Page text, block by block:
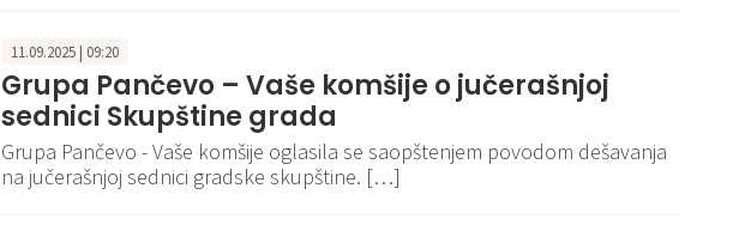
11.09.2025 | 09:20
Grupa Pančevo – Vaše komšije o jučerašnjoj
sednici Skupštine grada
Grupa Pančevo - Vaše komšije oglasila se saopštenjem povodom dešavanja
na jučerašnjoj sednici gradske skupštine. […]